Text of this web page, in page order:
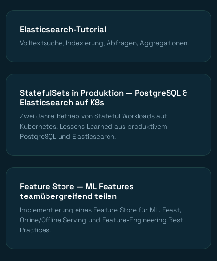
Elasticsearch-Tutorial
Volltextsuche, Indexierung, Abfragen, Aggregationen.
StatefulSets in Produktion — PostgreSQL &
Elasticsearch auf K8s
Zwei Jahre Betrieb von Stateful Workloads auf
Kubernetes. Lessons Learned aus produktivem
PostgreSQL und Elasticsearch.
Feature Store — ML Features
teamübergreifend teilen
Implementierung eines Feature Store für ML. Feast,
Online/Offline Serving und Feature-Engineering Best
Practices.